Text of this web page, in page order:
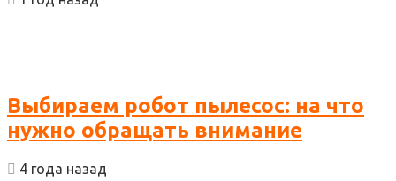
Выбираем робот пылесос: на что
нужно обращать внимание
4 года назад